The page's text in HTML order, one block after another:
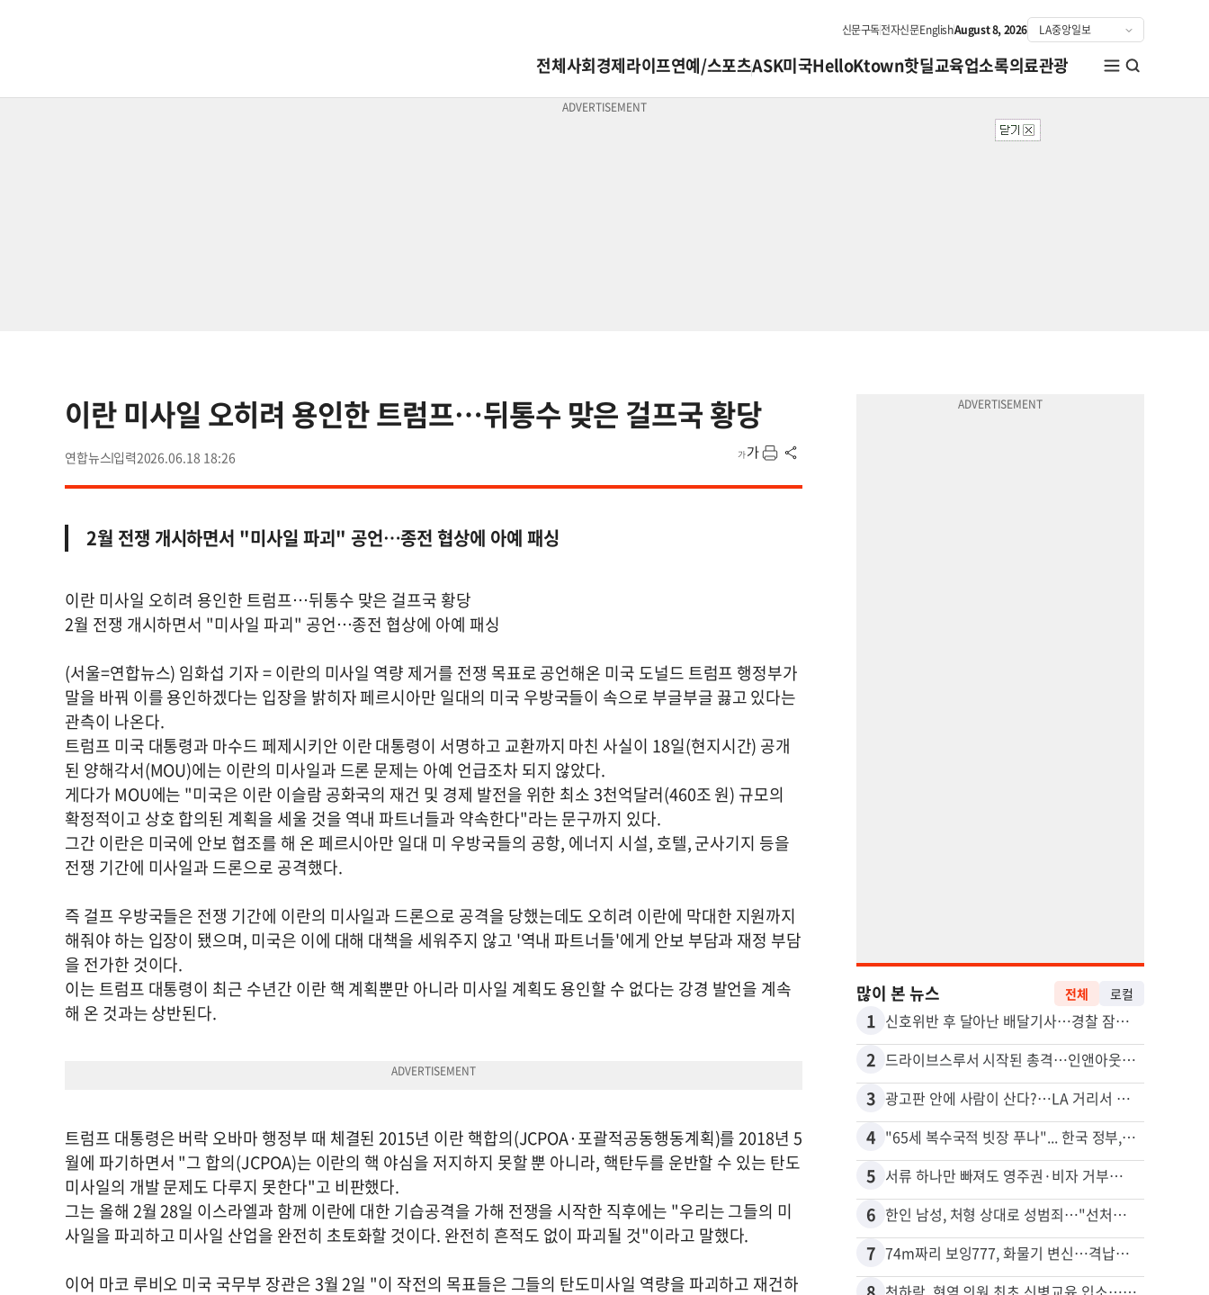
신문구독전자신문EnglishAugust 8, 2026
전체사회경제라이프연예/스포츠ASK미국HelloKtown핫딜교육업소록의료관광
이란 미사일 오히려 용인한 트럼프…뒤통수 맞은 걸프국 황당
연합뉴스 2026.06.18 18:26
2월 전쟁 개시하면서 "미사일 파괴" 공언…종전 협상에 아예 패싱
이란 미사일 오히려 용인한 트럼프…뒤통수 맞은 걸프국 황당
2월 전쟁 개시하면서 "미사일 파괴" 공언…종전 협상에 아예 패싱
(서울=연합뉴스) 임화섭 기자 = 이란의 미사일 역량 제거를 전쟁 목표로 공언해온 미국 도널드 트럼프 행정부가
말을 바꿔 이를 용인하겠다는 입장을 밝히자 페르시아만 일대의 미국 우방국들이 속으로 부글부글 끓고 있다는
관측이 나온다.
트럼프 미국 대통령과 마수드 페제시키안 이란 대통령이 서명하고 교환까지 마친 사실이 18일(현지시간) 공개
된 양해각서(MOU)에는 이란의 미사일과 드론 문제는 아예 언급조차 되지 않았다.
게다가 MOU에는 "미국은 이란 이슬람 공화국의 재건 및 경제 발전을 위한 최소 3천억달러(460조 원) 규모의
확정적이고 상호 합의된 계획을 세울 것을 역내 파트너들과 약속한다"라는 문구까지 있다.
그간 이란은 미국에 안보 협조를 해 온 페르시아만 일대 미 우방국들의 공항, 에너지 시설, 호텔, 군사기지 등을
전쟁 기간에 미사일과 드론으로 공격했다.
즉 걸프 우방국들은 전쟁 기간에 이란의 미사일과 드론으로 공격을 당했는데도 오히려 이란에 막대한 지원까지
해줘야 하는 입장이 됐으며, 미국은 이에 대해 대책을 세워주지 않고 '역내 파트너들'에게 안보 부담과 재정 부담
을 전가한 것이다.
이는 트럼프 대통령이 최근 수년간 이란 핵 계획뿐만 아니라 미사일 계획도 용인할 수 없다는 강경 발언을 계속
해 온 것과는 상반된다.
트럼프 대통령은 버락 오바마 행정부 때 체결된 2015년 이란 핵합의(JCPOA·포괄적공동행동계획)를 2018년 5
월에 파기하면서 "그 합의(JCPOA)는 이란의 핵 야심을 저지하지 못할 뿐 아니라, 핵탄두를 운반할 수 있는 탄도
미사일의 개발 문제도 다루지 못한다"고 비판했다.
그는 올해 2월 28일 이스라엘과 함께 이란에 대한 기습공격을 가해 전쟁을 시작한 직후에는 "우리는 그들의 미
사일을 파괴하고 미사일 산업을 완전히 초토화할 것이다. 완전히 흔적도 없이 파괴될 것"이라고 말했다.
이어 마코 루비오 미국 국무부 장관은 3월 2일 "이 작전의 목표들은 그들의 탄도미사일 역량을 파괴하고 재건하
많이 본 뉴스 전체 로컬
1 신호위반 후 달아난 배달기사…경찰 잠복해 잡고보니 ‘반전’
2 드라이브스루서 시작된 총격…인앤아웃 참사 영상 공개
3 광고판 안에 사람이 산다?…LA 거리서 화제
4 "65세 복수국적 빗장 푸나"... 한국 정부, 연령 완화 전면 추진
5 서류 하나만 빠져도 영주권·비자 거부…심사관 재량권 대폭 확대
6 한인 남성, 처형 상대로 성범죄…"선처해줬더니 배신자 취급"
7 74m짜리 보잉777, 화물기 변신…격납고서 ‘보물’ 찾는 인천공항